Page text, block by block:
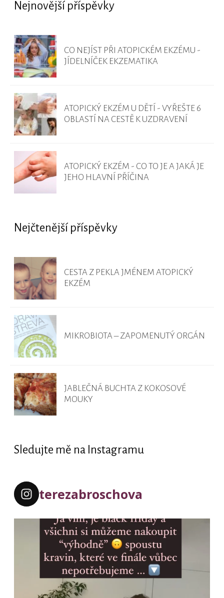
Nejnovější příspěvky
CO NEJÍST PŘI ATOPICKÉM EKZÉMU -
JÍDELNÍČEK EKZEMATIKA
ATOPICKÝ EKZÉM U DĚTÍ - VYŘEŠTE 6
OBLASTÍ NA CESTĚ K UZDRAVENÍ
ATOPICKÝ EKZÉM - CO TO JE A JAKÁ JE
JEHO HLAVNÍ PŘÍČINA
Nejčtenější příspěvky
CESTA Z PEKLA JMÉNEM ATOPICKÝ
EKZÉM
MIKROBIOTA – ZAPOMENUTÝ ORGÁN
JABLEČNÁ BUCHTA Z KOKOSOVÉ
MOUKY
Sledujte mě na Instagramu
terezabroschova